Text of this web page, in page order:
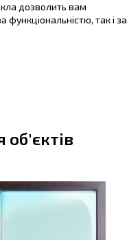
дозволить вам
функціональністю, так і за
об'єктів